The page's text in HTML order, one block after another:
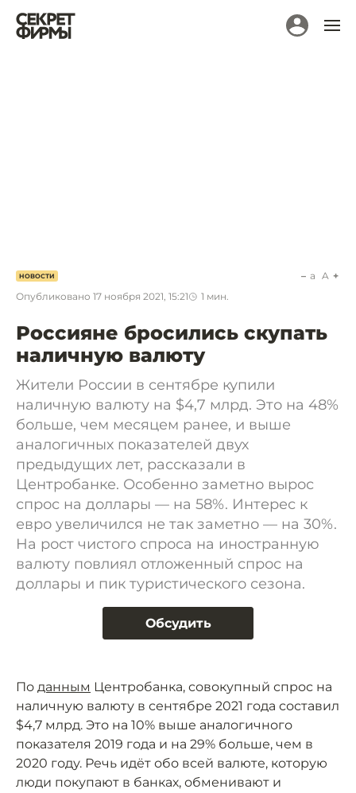
НОВОСТИ
Опубликовано 17 ноября 2021, 15:21 1 мин.
a A
Россияне бросились скупать
наличную валюту
Жители России в сентябре купили
наличную валюту на $4,7 млрд. Это на 48%
больше, чем месяцем ранее, и выше
аналогичных показателей двух
предыдущих лет, рассказали в
Центробанке. Особенно заметно вырос
спрос на доллары — на 58%. Интерес к
евро увеличился не так заметно — на 30%.
На рост чистого спроса на иностранную
валюту повлиял отложенный спрос на
доллары и пик туристического сезона.
Обсудить
По данным Центробанка, совокупный спрос на
наличную валюту в сентябре 2021 года составил
$4,7 млрд. Это на 10% выше аналогичного
показателя 2019 года и на 29% больше, чем в
2020 году. Речь идёт обо всей валюте, которую
люди покупают в банках, обменивают и